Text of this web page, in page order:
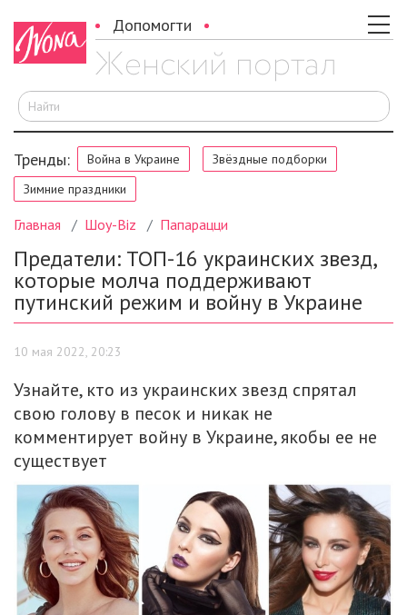
Допомогти
Тренды: Война в Украине
Звёздные подборки
Зимние праздники
Главная Шоу-Biz Папарацци
Предатели: ТОП-16 украинских звезд,
которые молча поддерживают
путинский режим и войну в Украине
10 мая 2022, 20:23
Узнайте, кто из украинских звезд спрятал
свою голову в песок и никак не
комментирует войну в Украине, якобы ее не
существует